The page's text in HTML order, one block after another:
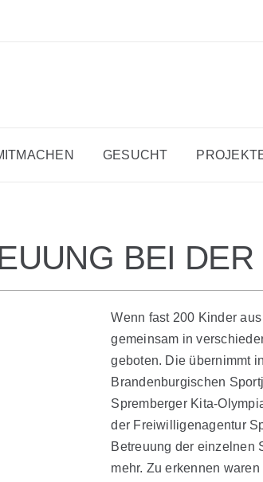
GESUCHT
BEI
Wenn fast 200 Kinder
gemeinsam in
geboten. Die übernimmt
Brandenburgischen
Spremberger Kita-
der Freiwilligenagentur
Betreuung der einzelnen
mehr. Zu erkennen